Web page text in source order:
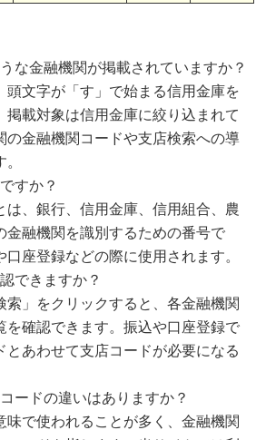
な金融機関が掲載されていますか？
頭文字が「す」で始まる信用金庫を
掲載対象は信用金庫に絞り込まれて
の金融機関コードや支店検索への導
すか？
は、銀行、信用金庫、信用組合、農
金融機関を識別するための番号で
座登録などの際に使用されます。
できますか？
索」をクリックすると、各金融機関
を確認できます。振込や口座登録で
とあわせて支店コードが必要になる
ードの違いはありますか？
味で使われることが多く、金融機関